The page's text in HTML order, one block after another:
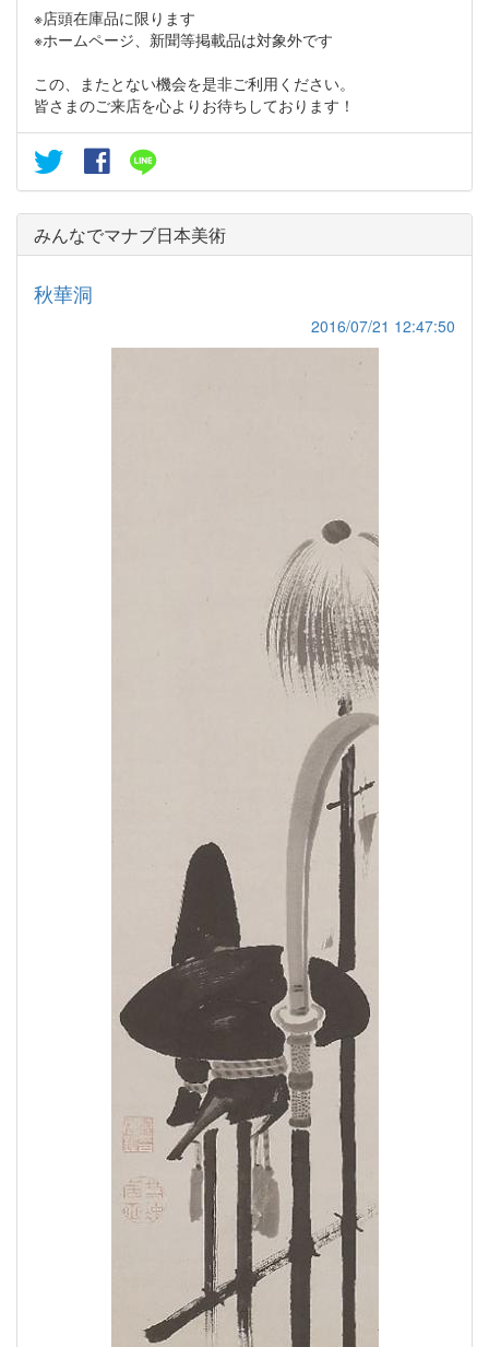
※店頭在庫品に限ります
※ホームページ、新聞等掲載品は対象外です
この、またとない機会を是非ご利用ください。
皆さまのご来店を心よりお待ちしております！
みんなでマナブ日本美術
秋華洞
2016/07/21 12:47:50